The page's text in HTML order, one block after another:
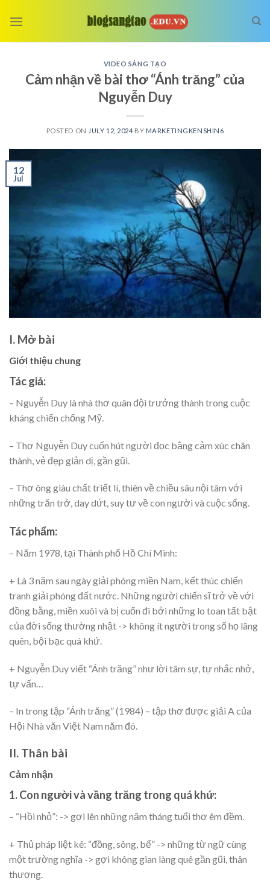
VIDEO SÁNG TẠO
Cảm nhận về bài thơ “Ánh trăng” của
Nguyễn Duy
POSTED ON JULY 12, 2024 BY MARKETINGKENSHIN6
12
Jul
I. Mở bài
Giới thiệu chung
Tác giả:
– Nguyễn Duy là nhà thơ quân đội trưởng thành trong cuộc
kháng chiến chống Mỹ.
– Thơ Nguyễn Duy cuốn hút người đọc bằng cảm xúc chân
thành, vẻ đẹp giản dị, gần gũi.
– Thơ ông giàu chất triết lí, thiên về chiều sâu nội tâm với
những trăn trở, day dứt, suy tư về con người và cuộc sống.
Tác phẩm:
– Năm 1978, tại Thành phố Hồ Chí Minh:
+ Là 3 năm sau ngày giải phóng miền Nam, kết thúc chiến
tranh giải phóng đất nước. Những người chiến sĩ trở về với
đồng bằng, miền xuôi và bị cuốn đi bởi những lo toan tất bật
của đời sống thường nhật -> không ít người trong số họ lãng
quên, bội bạc quá khứ.
+ Nguyễn Duy viết “Ánh trăng” như lời tâm sự, tự nhắc nhở,
tự vấn…
– In trong tập “Ánh trăng” (1984) – tập thơ được giải A của
Hội Nhà văn Việt Nam năm đó.
II. Thân bài
Cảm nhận
1. Con người và vầng trăng trong quá khứ:
– “Hồi nhỏ”: -> gợi lên những năm tháng tuổi thơ êm đềm.
+ Thủ pháp liệt kê: “đồng, sông, bể” -> những từ ngữ cùng
một trường nghĩa -> gợi không gian làng quê gần gũi, thân
thương.